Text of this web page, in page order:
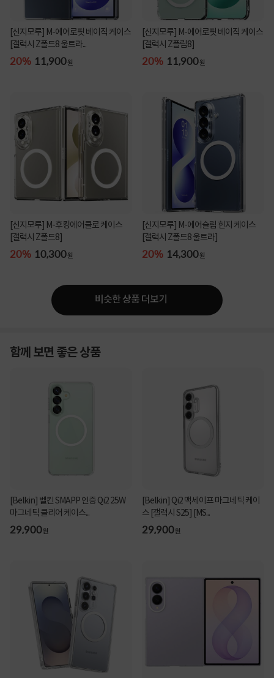
[신지모루] M-에어로핏 베이직 케이스
[갤럭시 Z폴드8 울트라...
20% 11,900원
[신지모루] M-에어로핏 베이직 케이스
[갤럭시 Z플립8]
20% 11,900원
[신지모루] M-후킹에어클로 케이스
[갤럭시 Z폴드8]
20% 10,300원
[신지모루] M-에어슬림 힌지 케이스
[갤럭시 Z폴드8 울트라]
20% 14,300원
비슷한 상품 더보기
함께 보면 좋은 상품
[Belkin] 벨킨 SMAPP 인증 Qi2 25W
마그네틱 클리어 케이스...
29,900원
[Belkin] Qi2 맥세이프 마그네틱 케이
스 [갤럭시 S25] [MS...
29,900원